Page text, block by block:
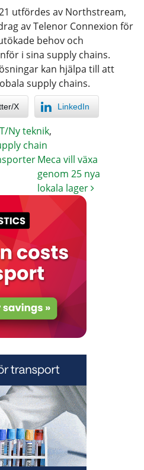
utfördes av Northstream,
av Telenor Connexion för
behov och
i sina supply chains.
kan hjälpa till att
supply chains.
X LinkedIn
Ny teknik,
chain
Meca vill växa
genom 25 nya
lokala lager